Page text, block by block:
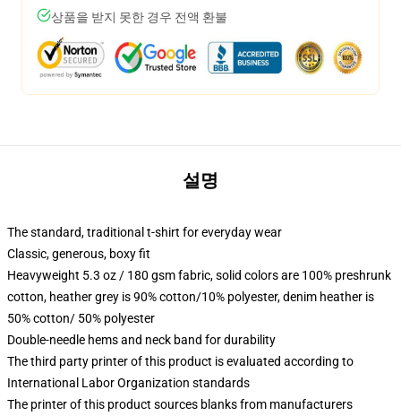
상품을 받지 못한 경우 전액 환불
설명
The standard, traditional t-shirt for everyday wear
Classic, generous, boxy fit
Heavyweight 5.3 oz / 180 gsm fabric, solid colors are 100% preshrunk
cotton, heather grey is 90% cotton/10% polyester, denim heather is
50% cotton/ 50% polyester
Double-needle hems and neck band for durability
The third party printer of this product is evaluated according to
International Labor Organization standards
The printer of this product sources blanks from manufacturers